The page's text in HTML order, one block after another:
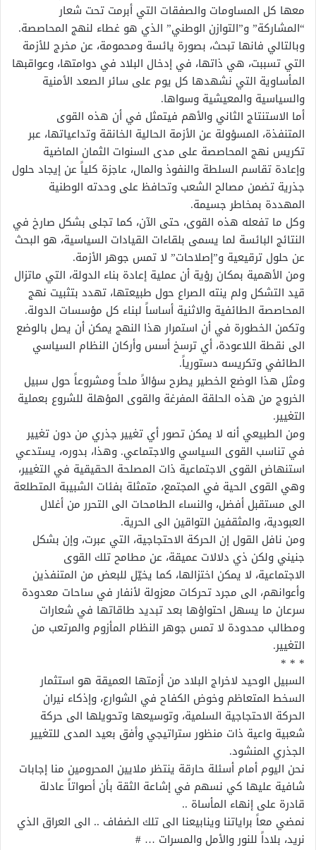
معها كل المساومات والصفقات التي أبرمت تحت شعار
“المشاركة” و”التوازن الوطني” الذي هو غطاء لنهج المحاصصة.
وبالتالي فانها تبحث، بصورة يائسة ومحمومة، عن مخرج للأزمة
التي تسببت، هي ذاتها، في إدخال البلاد في دوامتها، وعواقبها
المأساوية التي نشهدها كل يوم على سائر الصعد الأمنية
والسياسية والمعيشية وسواها.
أما الاستنتاج الثاني والأهم فيتمثل في أن هذه القوى
المتنفذة، المسؤولة عن الأزمة الحالية الخانقة وتداعياتها، عبر
تكريس نهج المحاصصة على مدى السنوات الثمان الماضية
وإعادة تقاسم السلطة والنفوذ والمال، عاجزة كلياً عن إيجاد حلول
جذرية تضمن مصالح الشعب وتحافظ على وحدته الوطنية
المهددة بمخاطر جسيمة.
وكل ما تفعله هذه القوى، حتى الآن، كما تجلى بشكل صارخ في
النتائج البائسة لما يسمى بلقاءات القيادات السياسية، هو البحث
عن حلول ترقيعية و”إصلاحات” لا تمس جوهر الأزمة.
ومن الأهمية بمكان رؤية أن عملية إعادة بناء الدولة، التي ماتزال
قيد التشكل ولم ينته الصراع حول طبيعتها، تهدد بتثبيت نهج
المحاصصة الطائفية والاثنية أساساً لبناء كل مؤسسات الدولة.
وتكمن الخطورة في أن استمرار هذا النهج يمكن أن يصل بالوضع
الى نقطة اللاعودة، أي ترسخ أسس وأركان النظام السياسي
الطائفي وتكريسه دستورياً.
ومثل هذا الوضع الخطير يطرح سؤالاً ملحاً ومشروعاً حول سبيل
الخروج من هذه الحلقة المفرغة والقوى المؤهلة للشروع بعملية
التغيير.
ومن الطبيعي أنه لا يمكن تصور أي تغيير جذري من دون تغيير
في تناسب القوى السياسي والاجتماعي. وهذا، بدوره، يستدعي
استنهاض القوى الاجتماعية ذات المصلحة الحقيقية في التغيير،
وهي القوى الحية في المجتمع، متمثلة بفئات الشبيبة المتطلعة
الى مستقبل أفضل، والنساء الطامحات الى التحرر من أغلال
العبودية، والمثقفين التواقين الى الحرية.
ومن نافل القول إن الحركة الاحتجاجية، التي عبرت، وإن بشكل
جنيني ولكن ذي دلالات عميقة، عن مطامح تلك القوى
الاجتماعية، لا يمكن اختزالها، كما يخيّل للبعض من المتنفذين
وأعوانهم، الى مجرد تحركات معزولة لأنفار في ساحات معدودة
سرعان ما يسهل احتواؤها بعد تبديد طاقاتها في شعارات
ومطالب محدودة لا تمس جوهر النظام المأزوم والمرتعب من
التغيير.
* * *
السبيل الوحيد لاخراج البلاد من أزمتها العميقة هو استثمار
السخط المتعاظم وخوض الكفاح في الشوارع، وإذكاء نيران
الحركة الاحتجاجية السلمية، وتوسيعها وتحويلها الى حركة
شعبية واعية ذات منظور ستراتيجي وأفق بعيد المدى للتغيير
الجذري المنشود.
نحن اليوم أمام أسئلة حارقة ينتظر ملايين المحرومين منا إجابات
شافية عليها كي نسهم في إشاعة الثقة بأن أصواتاً عادلة
قادرة على إنهاء المأساة ..
نمضي معاً براياتنا وينابيعنا الى تلك الضفاف .. الى العراق الذي
نريد، بلاداً للنور والأمل والمسرات … #